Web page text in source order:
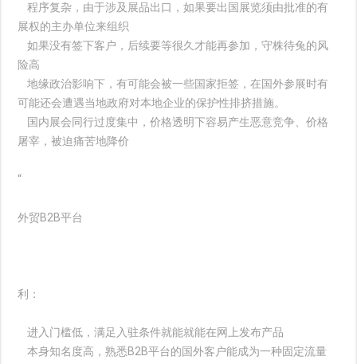
程序复杂，由于涉及展品出口，如果要出国展览须由批准的有
展权的主办单位来组织
如果没有签下客户，后续要等很久才能再参加，守株待兔的风
险高
地缘政治影响下，有可能会被一些国家拒签，在国外参展时有
可能还会遭遇当地政府对本地企业的保护性排挤措施。
国内展会同行过度集中，价格透明下容易产生恶意竞争、价格
屠宰，被迫痛苦地降价
“
外贸B2B平台
利：
进入门槛低，满足入驻条件就能就能在网上发布产品
本身知名度高，熟悉B2B平台的国外客户能成为一种固定流量